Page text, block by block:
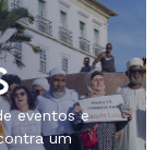
eventos e
um